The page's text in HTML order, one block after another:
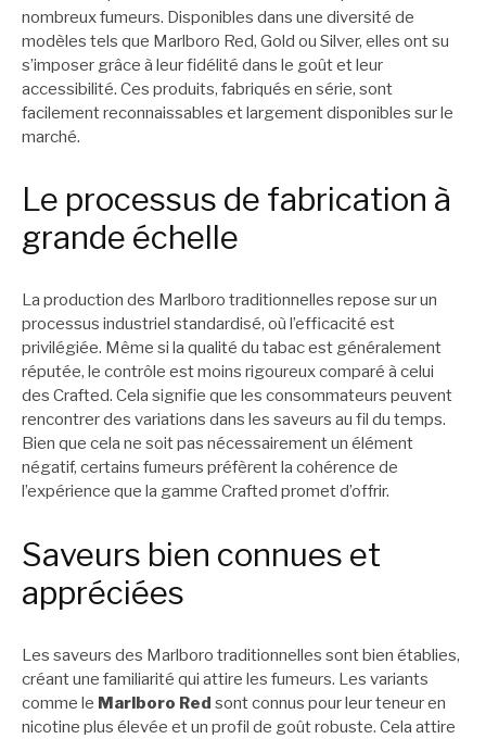
nombreux fumeurs. Disponibles dans une diversité de
modèles tels que Marlboro Red, Gold ou Silver, elles ont su
s’imposer grâce à leur fidélité dans le goût et leur
accessibilité. Ces produits, fabriqués en série, sont
facilement reconnaissables et largement disponibles sur le
marché.
Le processus de fabrication à
grande échelle
La production des Marlboro traditionnelles repose sur un
processus industriel standardisé, où l’efficacité est
privilégiée. Même si la qualité du tabac est généralement
réputée, le contrôle est moins rigoureux comparé à celui
des Crafted. Cela signifie que les consommateurs peuvent
rencontrer des variations dans les saveurs au fil du temps.
Bien que cela ne soit pas nécessairement un élément
négatif, certains fumeurs préfèrent la cohérence de
l’expérience que la gamme Crafted promet d’offrir.
Saveurs bien connues et
appréciées
Les saveurs des Marlboro traditionnelles sont bien établies,
créant une familiarité qui attire les fumeurs. Les variants
comme le Marlboro Red sont connus pour leur teneur en
nicotine plus élevée et un profil de goût robuste. Cela attire